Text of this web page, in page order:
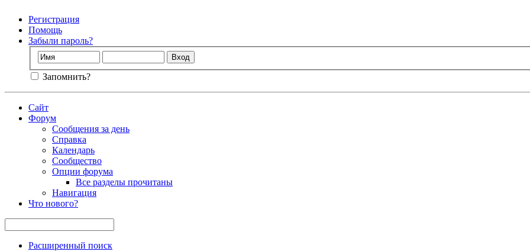
Регистрация
Помощь
Забыли пароль?
Запомнить?
Сайт
Форум
Сообщения за день
Справка
Календарь
Сообщество
Опции форума
Все разделы прочитаны
Навигация
Что нового?
Расширенный поиск